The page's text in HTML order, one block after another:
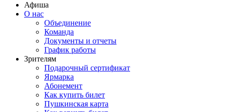
Афиша
О нас
Объединение
Команда
Документы и отчеты
График работы
Зрителям
Подарочный сертификат
Ярмарка
Абонемент
Как купить билет
Пушкинская карта